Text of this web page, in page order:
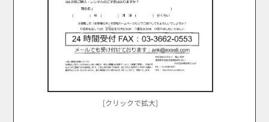
[クリックで拡大]